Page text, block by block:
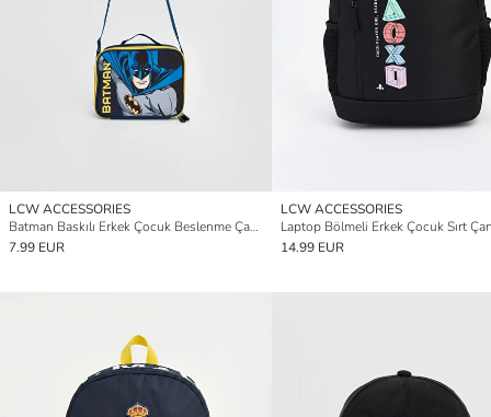
LCW ACCESSORIES
Batman Baskılı Erkek Çocuk Beslenme Çantası
7.99 EUR
LCW ACCESSORIES
Laptop Bölmeli Erkek Çocuk Sırt
14.99 EUR